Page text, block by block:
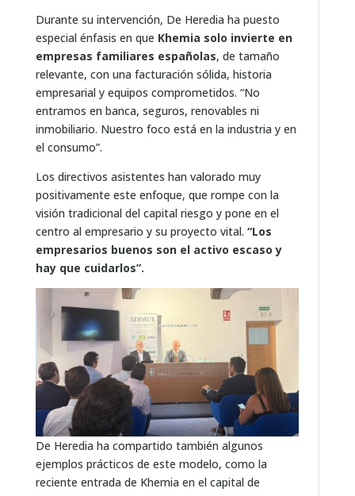
Durante su intervención, De Heredia ha puesto
especial énfasis en que Khemia solo invierte en
empresas familiares españolas, de tamaño
relevante, con una facturación sólida, historia
empresarial y equipos comprometidos. “No
entramos en banca, seguros, renovables ni
inmobiliario. Nuestro foco está en la industria y en
el consumo”.
Los directivos asistentes han valorado muy
positivamente este enfoque, que rompe con la
visión tradicional del capital riesgo y pone en el
centro al empresario y su proyecto vital. “Los
empresarios buenos son el activo escaso y
hay que cuidarlos”.
De Heredia ha compartido también algunos
ejemplos prácticos de este modelo, como la
reciente entrada de Khemia en el capital de